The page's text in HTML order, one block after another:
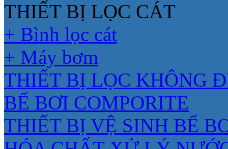
THIẾT BỊ LỌC CÁT
+ Bình lọc cát
+ Máy bơm
THIẾT BỊ LỌC KHÔNG
BỂ BƠI COMPORITE
THIẾT BỊ VỆ SINH BỂ